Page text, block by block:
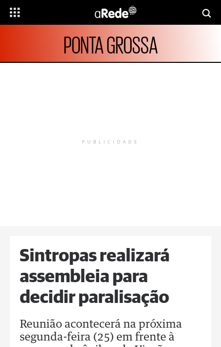
PONTA GROSSA
PUBLICIDADE
Sintropas realizará
assembleia para
decidir paralisação
Reunião acontecerá na próxima
segunda-feira (25) em frente à